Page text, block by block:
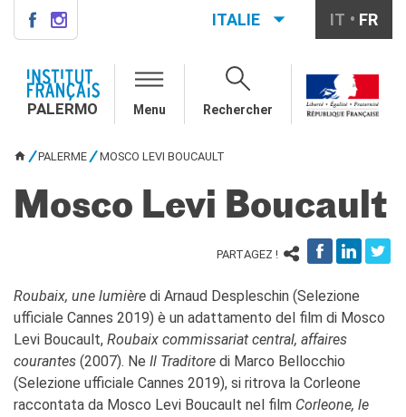
QUI SOMMES-NOUS ?
Notre équipe
Cours de français général
Cours intensifs
DALF
Cours pour écoles
DIPLÔMES ET TESTS
DELF-DALF
Autres tests
ITALIE IT FR
PALERMO Menu Rechercher
PALERME MOSCO LEVI BOUCAULT
Mosco Levi Boucault
PARTAGEZ !
Roubaix, une lumière di Arnaud Despleschin (Selezione
ufficiale Cannes 2019) è un adattamento del film di Mosco
Levi Boucault, Roubaix commissariat central, affaires
courantes (2007). Ne Il Traditore di Marco Bellocchio
(Selezione ufficiale Cannes 2019), si ritrova la Corleone
raccontata da Mosco Levi Boucault nel film Corleone, le